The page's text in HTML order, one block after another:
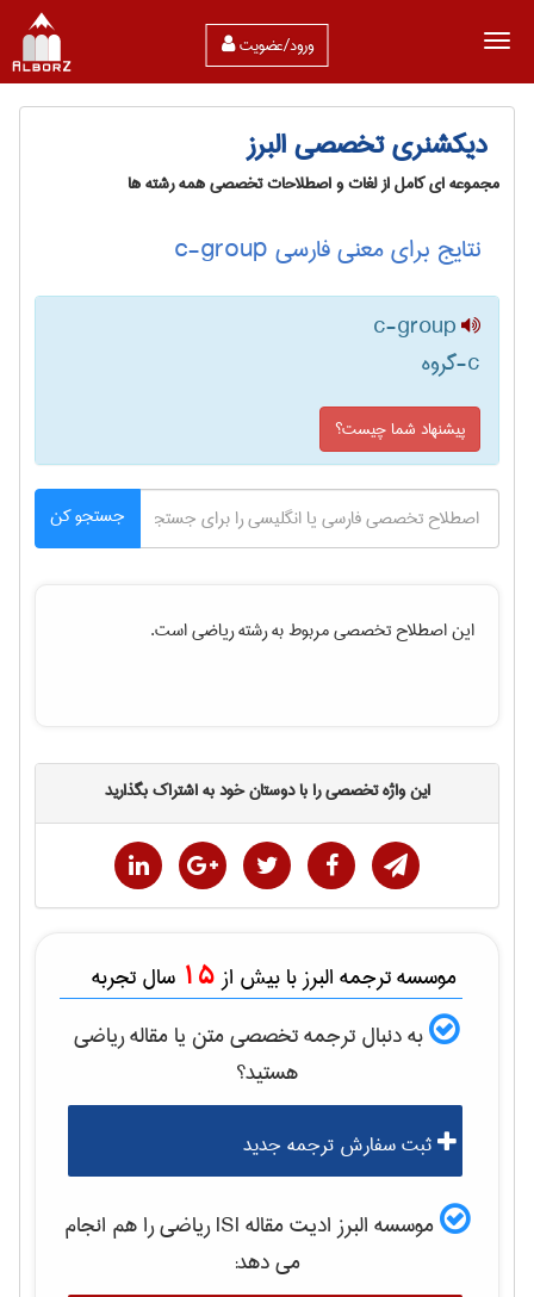
ورود/عضویت
دیکشنری تخصصی البرز
مجموعه ای کامل از لغات و اصطلاحات تخصصی همه رشته ها
نتایج برای معنی فارسی c-group
c-group
c-گروه
پیشنهاد شما چیست؟
جستجو کن
این اصطلاح تخصصی مربوط به رشتهرياضیاست.
این واژه تخصصی را با دوستان خود به اشتراک بگذارید
موسسه ترجمه البرز با بیش از 15 سال تجربه
به دنبال ترجمه تخصصی متن یا مقالهرياضی
هستید؟
ثبت سفارش ترجمه جدید
موسسه البرز ادیت مقاله ISI رياضیرا هم انجام
می دهد: